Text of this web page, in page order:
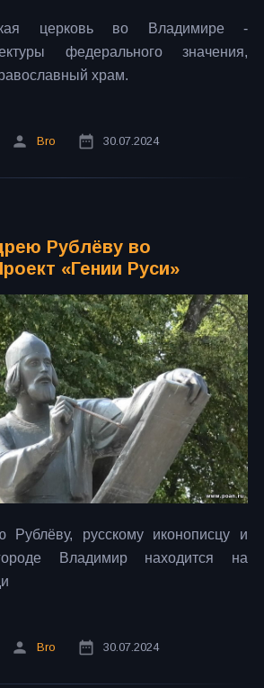
церковь во Владимире -
федерального значения,
храм.
Bro 30.07.2024
Рублёву во
«Гении Руси»
Рублёву, русскому иконописцу и
Владимир находится на
Bro 30.07.2024